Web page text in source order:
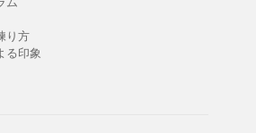
り方
る印象